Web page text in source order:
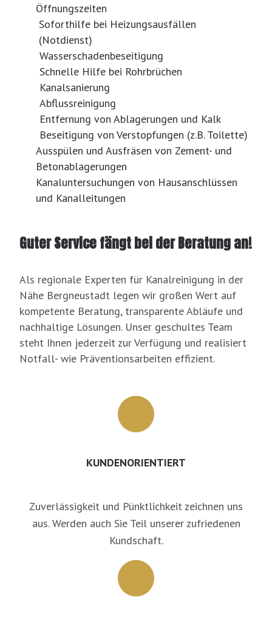
Öffnungszeiten
Soforthilfe bei Heizungsausfällen
(Notdienst)
Wasserschadenbeseitigung
Schnelle Hilfe bei Rohrbrüchen
Kanalsanierung
Abflussreinigung
Entfernung von Ablagerungen und Kalk
Beseitigung von Verstopfungen (z.B. Toilette)
Ausspülen und Ausfräsen von Zement- und
Betonablagerungen
Kanaluntersuchungen von Hausanschlüssen
und Kanalleitungen
Guter Service fängt bei der Beratung an!
Als regionale Experten für Kanalreinigung in der
Nähe Bergneustadt legen wir großen Wert auf
kompetente Beratung, transparente Abläufe und
nachhaltige Lösungen. Unser geschultes Team
steht Ihnen jederzeit zur Verfügung und realisiert
Notfall- wie Präventionsarbeiten effizient.
KUNDENORIENTIERT
Zuverlässigkeit und Pünktlichkeit zeichnen uns
aus. Werden auch Sie Teil unserer zufriedenen
Kundschaft.